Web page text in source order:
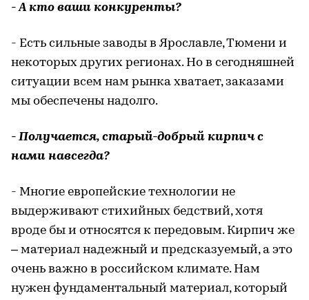
- А кто ваши конкуренты?
- Есть сильные заводы в Ярославле, Тюмени и
некоторых других регионах. Но в сегодняшней
ситуации всем нам рынка хватает, заказами
мы обеспечены надолго.
- Получается, старый-добрый кирпич с
нами навсегда?
- Многие европейские технологии не
выдерживают стихийных бедствий, хотя
вроде бы и относятся к передовым. Кирпич же
– материал надежный и предсказуемый, а это
очень важно в российском климате. Нам
нужен фундаментальный материал, который